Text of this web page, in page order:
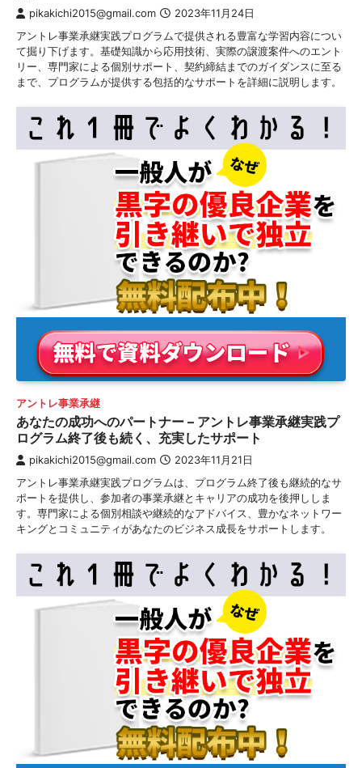
pikakichi2015@gmail.com 2023年11月24日
アントレ事業承継実践プログラムで提供される豊富な学習内容につい
て掘り下げます。基礎知識から応用技術、実際の譲渡案件へのエント
リー、専門家による個別サポート、契約締結までのガイダンスに至る
まで、プログラムが提供する包括的なサポートを詳細に説明します。
アントレ事業承継
あなたの成功へのパートナー – アントレ事業承継実践プ
ログラム終了後も続く、充実したサポート
pikakichi2015@gmail.com 2023年11月21日
アントレ事業承継実践プログラムは、プログラム終了後も継続的なサ
ポートを提供し、参加者の事業承継とキャリアの成功を後押ししま
す。専門家による個別相談や継続的なアドバイス、豊かなネットワー
キングとコミュニティがあなたのビジネス成長をサポートします。